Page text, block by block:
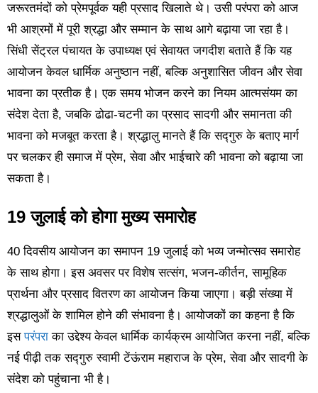
जरूरतमंदों को प्रेमपूर्वक यही प्रसाद खिलाते थे। उसी परंपरा को आज
भी आश्रमों में पूरी श्रद्धा और सम्मान के साथ आगे बढ़ाया जा रहा है।
सिंधी सेंट्रल पंचायत के उपाध्यक्ष एवं सेवायत जगदीश बताते हैं कि यह
आयोजन केवल धार्मिक अनुष्ठान नहीं, बल्कि अनुशासित जीवन और सेवा
भावना का प्रतीक है। एक समय भोजन करने का नियम आत्मसंयम का
संदेश देता है, जबकि ढोढा-चटनी का प्रसाद सादगी और समानता की
भावना को मजबूत करता है। श्रद्धालु मानते हैं कि सद्गुरु के बताए मार्ग
पर चलकर ही समाज में प्रेम, सेवा और भाईचारे की भावना को बढ़ाया जा
सकता है।
19 जुलाई को होगा मुख्य समारोह
40 दिवसीय आयोजन का समापन 19 जुलाई को भव्य जन्मोत्सव समारोह
के साथ होगा। इस अवसर पर विशेष सत्संग, भजन-कीर्तन, सामूहिक
प्रार्थना और प्रसाद वितरण का आयोजन किया जाएगा। बड़ी संख्या में
श्रद्धालुओं के शामिल होने की संभावना है। आयोजकों का कहना है कि
इसपरंपरा का उद्देश्य केवल धार्मिक कार्यक्रम आयोजित करना नहीं, बल्कि
नई पीढ़ी तक सद्गुरु स्वामी टेंऊंराम महाराज के प्रेम, सेवा और सादगी के
संदेश को पहुंचाना भी है।